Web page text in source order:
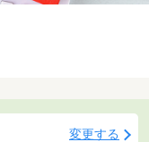
変更する